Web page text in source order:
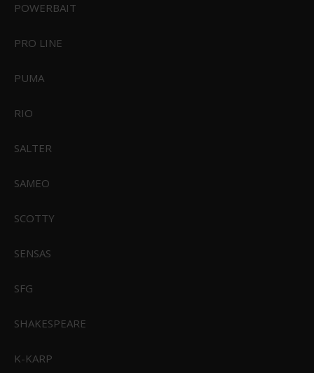
C19068S-1
POWERBAIT
PRO LINE
PUMA
RIO
SALTER
SAMEO
SCOTTY
SENSAS
SFG
SHAKESPEARE
K-KARP